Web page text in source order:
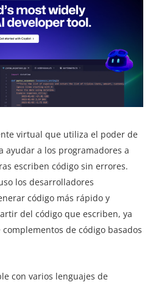
virtual que utiliza el poder de
a los programadores a
escriben código sin errores.
los desarrolladores
código más rápido y
del código que escriben, ya
de código basados
con varios lenguajes de